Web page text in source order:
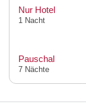
Nur Hotel
1 Nacht
Pauschal
7 Nächte